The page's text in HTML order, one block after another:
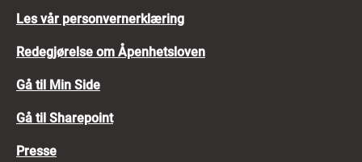
Les vår personvernerklæring
Redegjørelse om Åpenhetsloven
Gå til Min Side
Gå til Sharepoint
Presse